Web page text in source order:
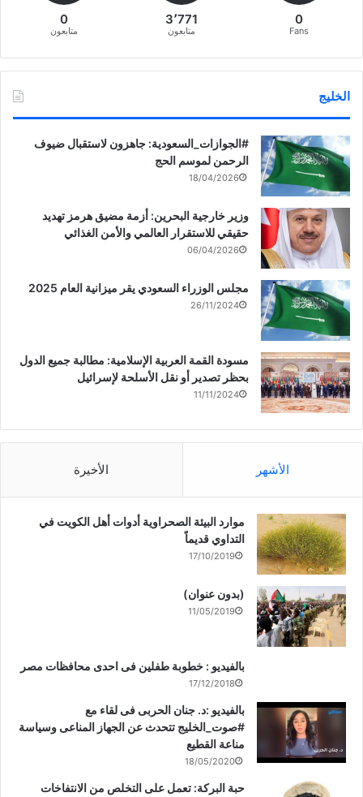
0
Fans
3٬771
متابعون
0
متابعون
الخليج
‏‎#الجوازات_السعودية: جاهزون لاستقبال ضيوف
الرحمن لموسم الحج
18/04/2026
وزير خارجية البحرين: أزمة مضيق هرمز تهديد
حقيقي للاستقرار العالمي والأمن الغذائي
06/04/2026
مجلس الوزراء السعودي يقر ميزانية العام 2025
26/11/2024
مسودة القمة العربية الإسلامية: مطالبة جميع الدول
بحظر تصدير أو نقل الأسلحة لإسرائيل
11/11/2024
الأشهر الأخيرة
موارد البيئة الصحراوية أدوات أهل الكويت في
التداوي قديماً
17/10/2019
(بدون عنوان)
11/05/2019
بالفيديو : خطوبة طفلين فى احدى محافظات مصر
17/12/2018
بالفيديو :د. جنان الحربى فى لقاء مع
#صوت_الخليج تتحدث عن الجهاز المناعى وسياسة
مناعة القطيع
18/05/2020
حبة البركة: تعمل على التخلص من الانتفاخات